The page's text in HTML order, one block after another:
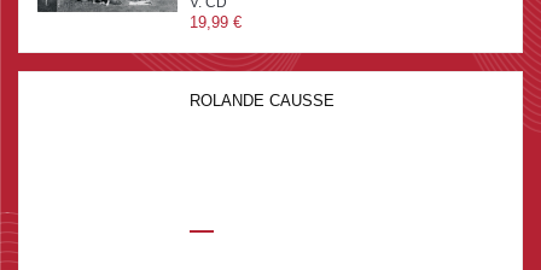
19,99 €
ROLANDE CAUSSE